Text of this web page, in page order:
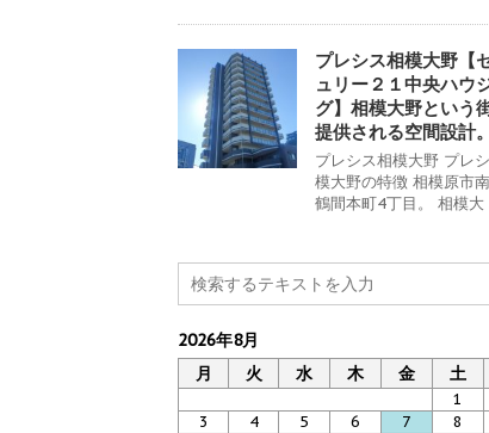
プレシス相模大野【
ュリー２１中央ハウ
グ】相模大野という
提供される空間設計。
プレシス相模大野 プレ
模大野の特徴 相模原市
鶴間本町4丁目。 相模大
2026年8月
月
火 水 木 金 土
1
3
4 5 6 7 8